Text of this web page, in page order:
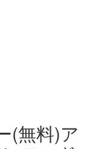
(無料)ア